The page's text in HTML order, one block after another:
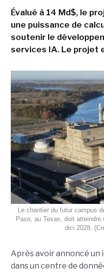
Évalué à 14 Md$, le
une puissance de
soutenir le
services IA. Le projet
Le chantier du futur campus
Paso, au Texas, doit atteindre
dici 2028.
Après avoir annoncé un
dans un centre de